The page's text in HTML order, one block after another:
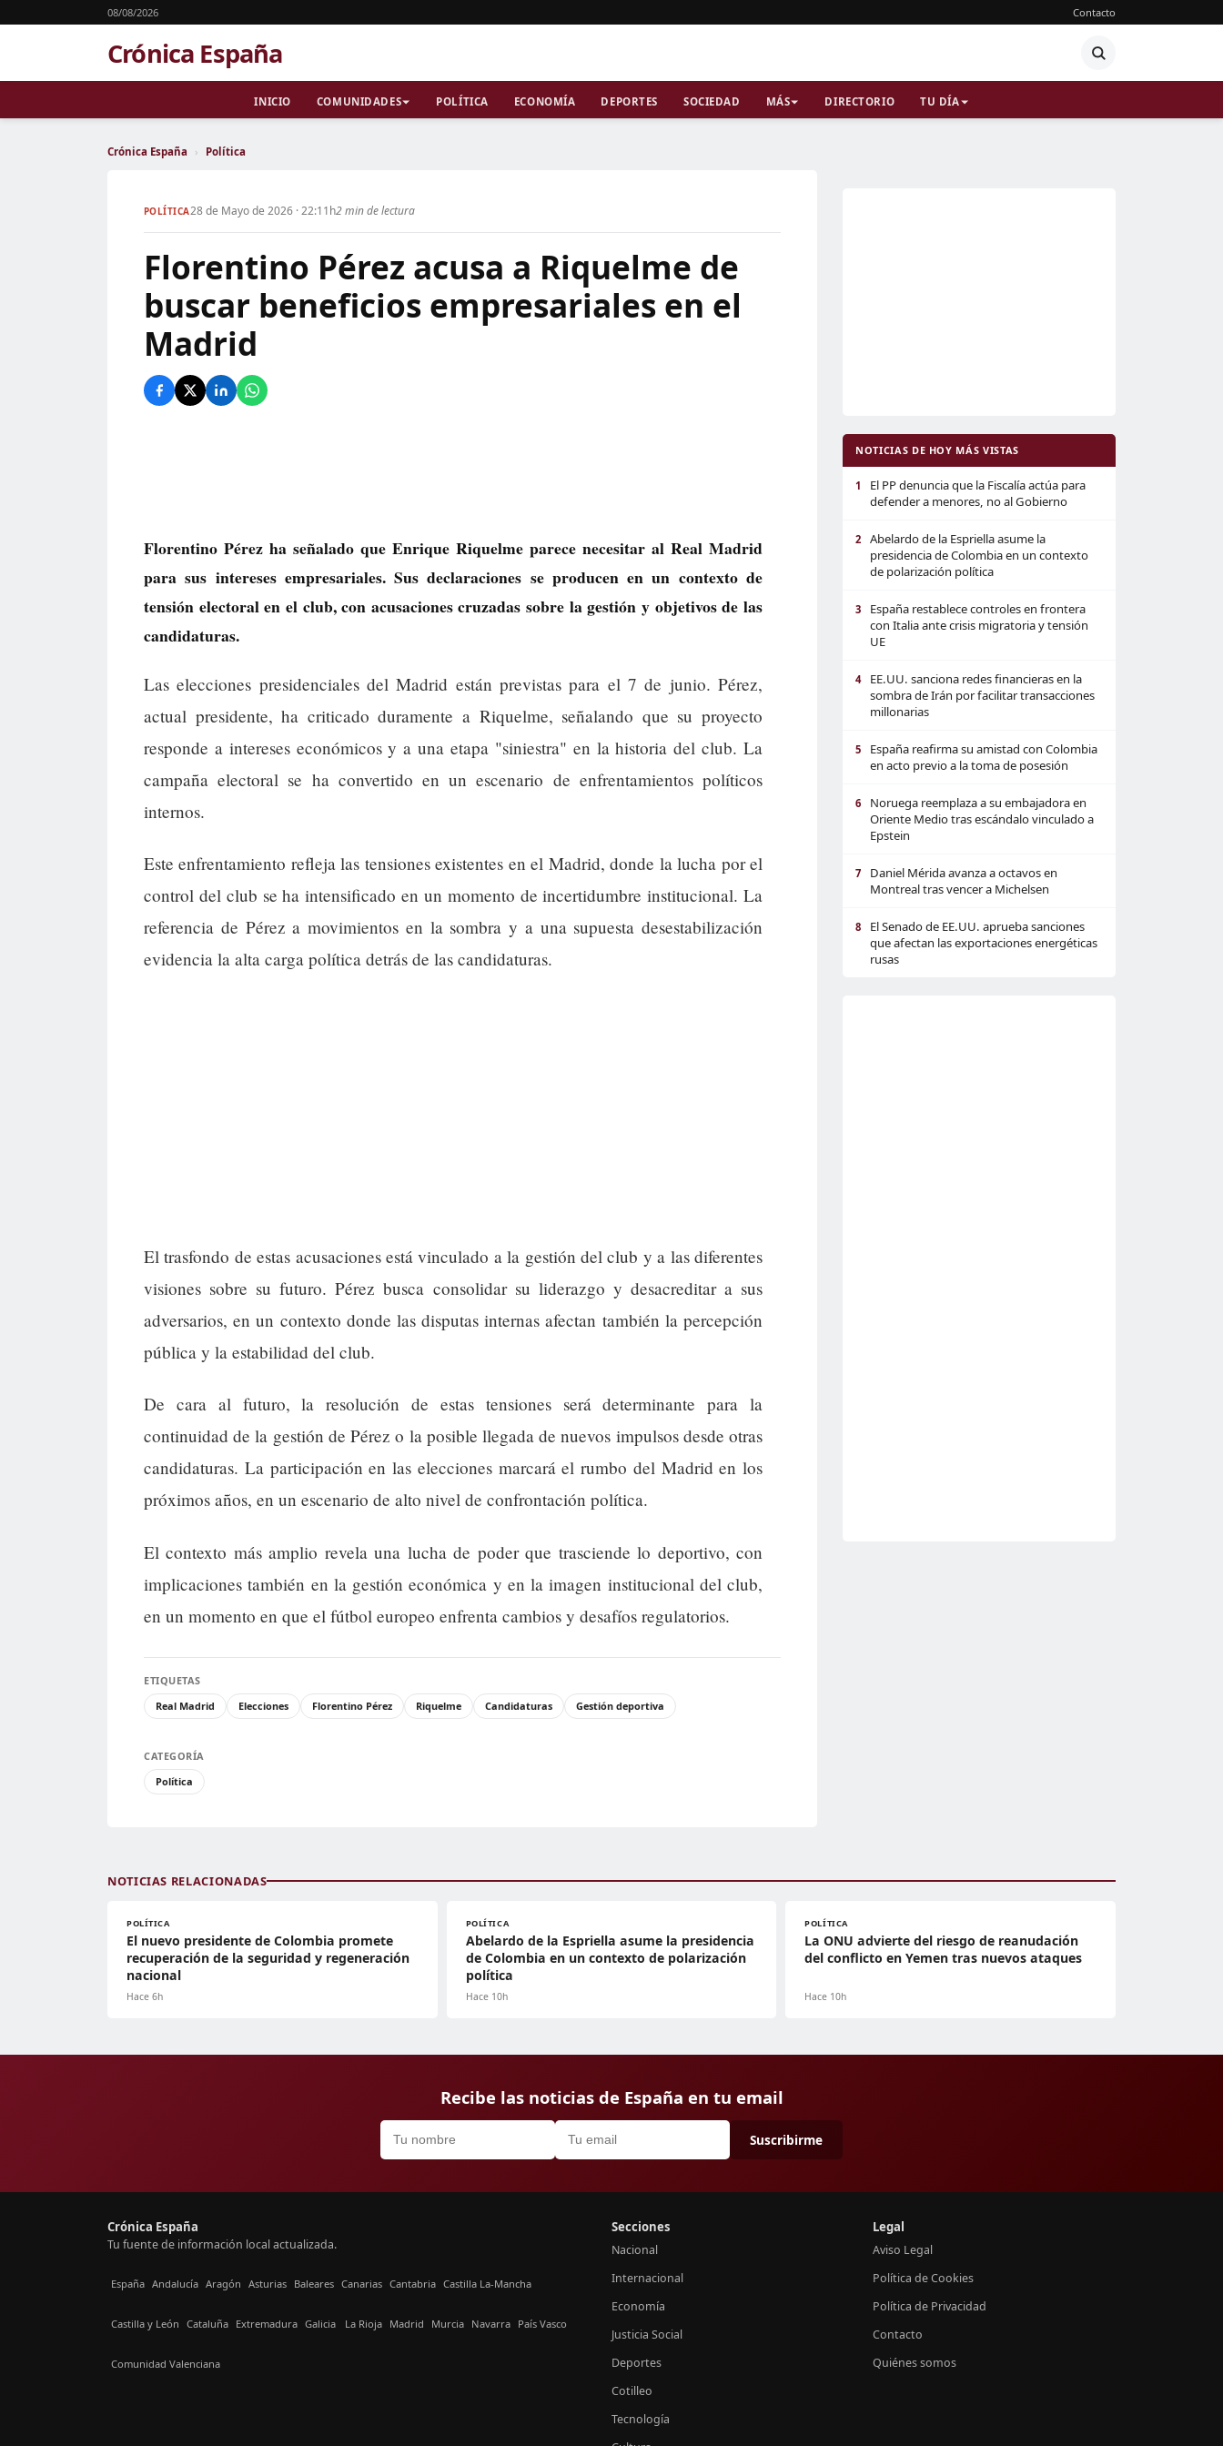
08/08/2026 Contacto
Crónica España
INICIO COMUNIDADES POLÍTICA ECONOMÍA DEPORTES SOCIEDAD MÁS DIRECTORIO TU DÍA
Crónica España › Política
POLÍTICA28 de Mayo de 2026 · 22:11h2 min de lectura
Florentino Pérez acusa a Riquelme de
buscar beneficios empresariales en el
Madrid
Florentino Pérez ha señalado que Enrique Riquelme parece necesitar al Real Madrid
para sus intereses empresariales. Sus declaraciones se producen en un contexto de
tensión electoral en el club, con acusaciones cruzadas sobre la gestión y objetivos de las
candidaturas.
Las elecciones presidenciales del Madrid están previstas para el 7 de junio. Pérez,
actual presidente, ha criticado duramente a Riquelme, señalando que su proyecto
responde a intereses económicos y a una etapa "siniestra" en la historia del club. La
campaña electoral se ha convertido en un escenario de enfrentamientos políticos
internos.
Este enfrentamiento refleja las tensiones existentes en el Madrid, donde la lucha por el
control del club se ha intensificado en un momento de incertidumbre institucional. La
referencia de Pérez a movimientos en la sombra y a una supuesta desestabilización
evidencia la alta carga política detrás de las candidaturas.
El trasfondo de estas acusaciones está vinculado a la gestión del club y a las diferentes
visiones sobre su futuro. Pérez busca consolidar su liderazgo y desacreditar a sus
adversarios, en un contexto donde las disputas internas afectan también la percepción
pública y la estabilidad del club.
De cara al futuro, la resolución de estas tensiones será determinante para la
continuidad de la gestión de Pérez o la posible llegada de nuevos impulsos desde otras
candidaturas. La participación en las elecciones marcará el rumbo del Madrid en los
próximos años, en un escenario de alto nivel de confrontación política.
El contexto más amplio revela una lucha de poder que trasciende lo deportivo, con
implicaciones también en la gestión económica y en la imagen institucional del club,
en un momento en que el fútbol europeo enfrenta cambios y desafíos regulatorios.
ETIQUETAS
Real Madrid
Elecciones Florentino Pérez Riquelme Candidaturas Gestión deportiva
CATEGORÍA
Política
NOTICIAS DE HOY MÁS VISTAS
1
El PP denuncia que la Fiscalía actúa para
defender a menores, no al Gobierno
2
Abelardo de la Espriella asume la
presidencia de Colombia en un contexto
de polarización política
3
España restablece controles en frontera
con Italia ante crisis migratoria y tensión
UE
4
EE.UU. sanciona redes financieras en la
sombra de Irán por facilitar transacciones
millonarias
5
España reafirma su amistad con Colombia
en acto previo a la toma de posesión
6
Noruega reemplaza a su embajadora en
Oriente Medio tras escándalo vinculado a
Epstein
7
Daniel Mérida avanza a octavos en
Montreal tras vencer a Michelsen
8
El Senado de EE.UU. aprueba sanciones
que afectan las exportaciones energéticas
rusas
NOTICIAS RELACIONADAS
POLÍTICA
El nuevo presidente de Colombia promete
recuperación de la seguridad y regeneración
nacional
Hace 6h
POLÍTICA
Abelardo de la Espriella asume la presidencia
de Colombia en un contexto de polarización
política
Hace 10h
POLÍTICA
La ONU advierte del riesgo de reanudación
del conflicto en Yemen tras nuevos ataques
Hace 10h
Recibe las noticias de España en tu email
Suscribirme
Crónica España
Tu fuente de información local actualizada.
España Andalucía Aragón Asturias Baleares Canarias Cantabria Castilla La-Mancha
Castilla y León Cataluña Extremadura Galicia La Rioja Madrid Murcia Navarra País Vasco
Comunidad Valenciana
Secciones
Nacional
Internacional
Economía
Justicia Social
Deportes
Cotilleo
Tecnología
Legal
Aviso Legal
Política de Cookies
Política de Privacidad
Contacto
Quiénes somos